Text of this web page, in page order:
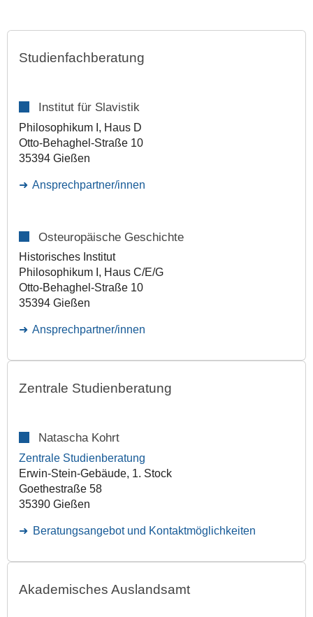
Studienfachberatung
Institut für Slavistik
Philosophikum I, Haus D
Otto-Behaghel-Straße 10
35394 Gießen
Ansprechpartner/innen
Osteuropäische Geschichte
Historisches Institut
Philosophikum I, Haus C/E/G
Otto-Behaghel-Straße 10
35394 Gießen
Ansprechpartner/innen
Zentrale Studienberatung
Natascha Kohrt
Zentrale Studienberatung
Erwin-Stein-Gebäude, 1. Stock
Goethestraße 58
35390 Gießen
Beratungsangebot und Kontaktmöglichkeiten
Akademisches Auslandsamt